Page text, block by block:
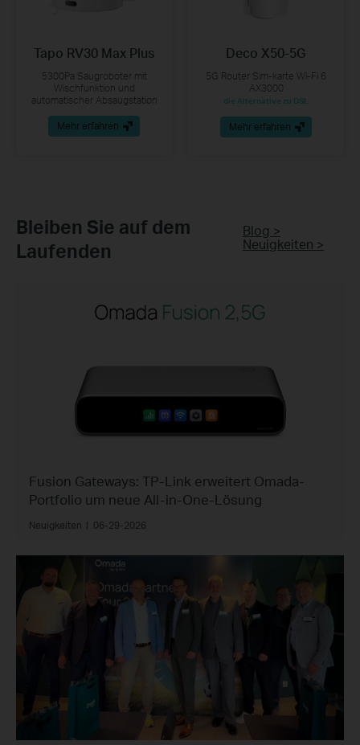
Tapo RV30 Max Plus
5300Pa Saugroboter mit
Wischfunktion und
automatischer Absaugstation
Mehr erfahren
Deco X50-5G
5G Router Sim-karte Wi-Fi 6
AX3000
die Alternative zu DSL
Mehr erfahren
Bleiben Sie auf dem
Laufenden
Blog >
Neuigkeiten >
Fusion Gateways: TP-Link erweitert Omada-
Portfolio um neue All-in-One-Lösung
Neuigkeiten | 06-29-2026